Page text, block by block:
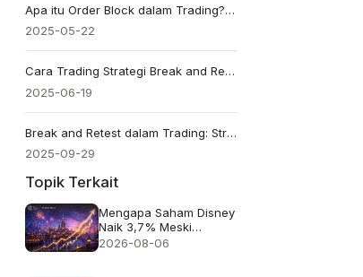
Apa itu Order Block dalam Trading? Panduan untuk Pemula
2025-05-22
Cara Trading Strategi Break and Retest Seperti Seorang Profesional
2025-06-19
Break and Retest dalam Trading: Strategi Langkah demi Langkah
2025-09-29
Topik Terkait
Mengapa Saham Disney
Naik 3,7% Meski
Pendapatan Meleset
2026-08-06